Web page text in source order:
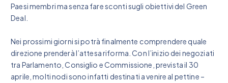
Paesi membri ma senza fare sconti sugli obiettivi del Green
Deal.
Nei prossimi giorni si potrà finalmente comprendere quale
direzione prenderà l’attesa riforma. Con l’inizio dei negoziati
tra Parlamento, Consiglio e Commissione, prevista il 30
aprile, molti nodi sono infatti destinati a venire al pettine –